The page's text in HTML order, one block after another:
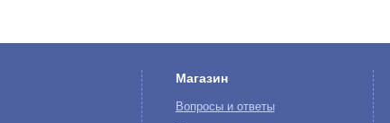
Магазин
Вопросы и ответы